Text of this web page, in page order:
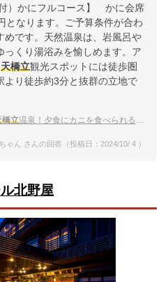
）かにフルコース】 かに会席
となります。ご予算条件が合わ
めです。天然温泉は、岩風呂や
くり湯浴みを愉しめます。ア
天橋立観光スポットには徒歩圏
より徒歩約3分と抜群の立地で
橋立温泉！夕食にカニを食べられる温泉宿のおすすめは？
ゃん さんの回答（投稿日：2024/10/ 4 ）
北野屋